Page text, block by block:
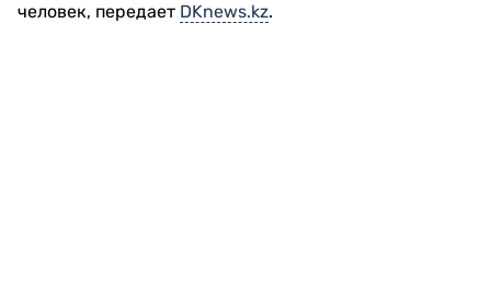
человек, передает DKnews.kz.